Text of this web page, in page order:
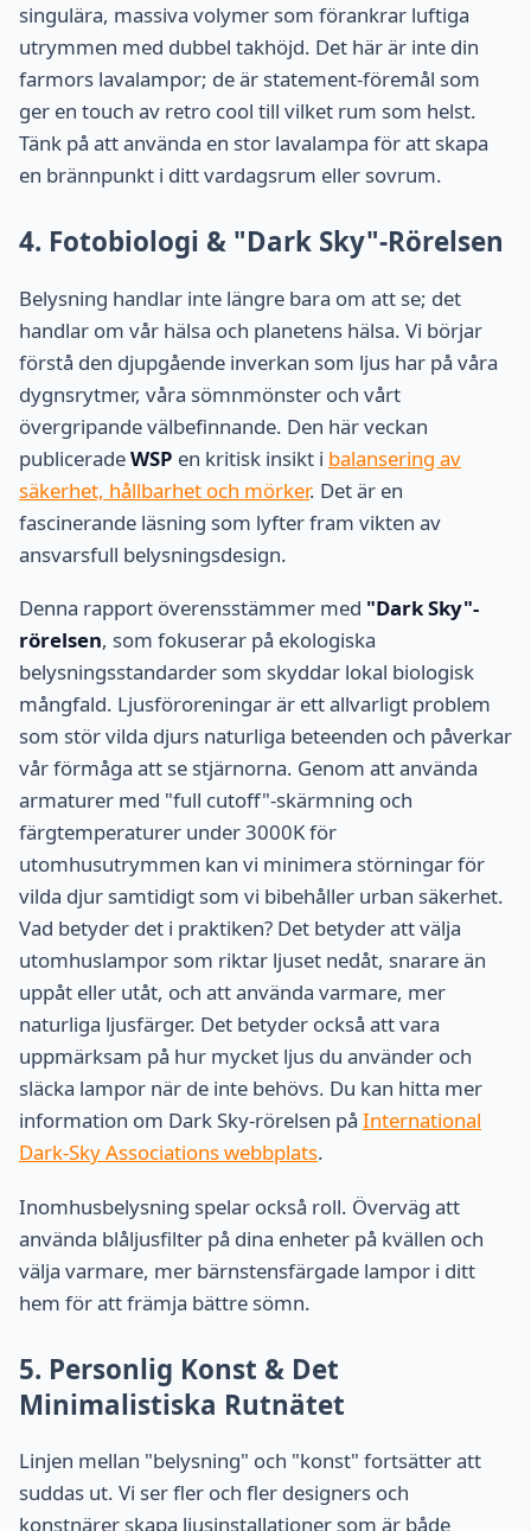
singulära, massiva volymer som förankrar luftiga
utrymmen med dubbel takhöjd. Det här är inte din
farmors lavalampor; de är statement-föremål som
ger en touch av retro cool till vilket rum som helst.
Tänk på att använda en stor lavalampa för att skapa
en brännpunkt i ditt vardagsrum eller sovrum.
4. Fotobiologi & "Dark Sky"-Rörelsen
Belysning handlar inte längre bara om att se; det
handlar om vår hälsa och planetens hälsa. Vi börjar
förstå den djupgående inverkan som ljus har på våra
dygnsrytmer, våra sömnmönster och vårt
övergripande välbefinnande. Den här veckan
publiceradeWSP en kritisk insikt i balansering av
säkerhet, hållbarhet och mörker. Det är en
fascinerande läsning som lyfter fram vikten av
ansvarsfull belysningsdesign.
Denna rapport överensstämmer med "Dark Sky"-
rörelsen, som fokuserar på ekologiska
belysningsstandarder som skyddar lokal biologisk
mångfald. Ljusföroreningar är ett allvarligt problem
som stör vilda djurs naturliga beteenden och påverkar
vår förmåga att se stjärnorna. Genom att använda
armaturer med "full cutoff"-skärmning och
färgtemperaturer under 3000K för
utomhusutrymmen kan vi minimera störningar för
vilda djur samtidigt som vi bibehåller urban säkerhet.
Vad betyder det i praktiken? Det betyder att välja
utomhuslampor som riktar ljuset nedåt, snarare än
uppåt eller utåt, och att använda varmare, mer
naturliga ljusfärger. Det betyder också att vara
uppmärksam på hur mycket ljus du använder och
släcka lampor när de inte behövs. Du kan hitta mer
information om Dark Sky-rörelsen på International
Dark-Sky Associations webbplats.
Inomhusbelysning spelar också roll. Överväg att
använda blåljusfilter på dina enheter på kvällen och
välja varmare, mer bärnstensfärgade lampor i ditt
hem för att främja bättre sömn.
5. Personlig Konst & Det
Minimalistiska Rutnätet
Linjen mellan "belysning" och "konst" fortsätter att
suddas ut. Vi ser fler och fler designers och
konstnärer skapa ljusinstallationer som är både